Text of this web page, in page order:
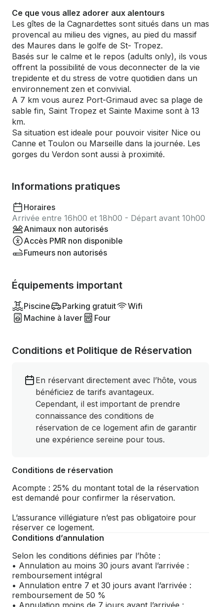
Ce que vous allez adorer aux alentours
Les gîtes de la Cagnardettes sont situés dans un mas
provencal au milieu des vignes, au pied du massif
des Maures dans le golfe de St- Tropez.
Basés sur le calme et le repos (adults only), ils vous
offrent la possibilité de vous deconnecter de la vie
trepidente et du stress de votre quotidien dans un
environnement zen et convivial.
A 7 km vous aurez Port-Grimaud avec sa plage de
sable fin, Saint Tropez et Sainte Maxime sont à 13
km.
Sa situation est ideale pour pouvoir visiter Nice ou
Canne et Toulon ou Marseille dans la journée. Les
gorges du Verdon sont aussi à proximité.
Informations pratiques
Horaires
Arrivée entre 16h00 et 18h00 - Départ avant 10h00
Animaux non autorisés
Accès PMR non disponible
Fumeurs non autorisés
Équipements important
Piscine Parking gratuit
Wifi
Machine à laver
Four
Conditions et Politique de Réservation
En réservant directement avec l’hôte, vous
bénéficiez de tarifs avantageux.
Cependant, il est important de prendre
connaissance des conditions de
réservation de ce logement afin de garantir
une expérience sereine pour tous.
Conditions de réservation
Acompte : 25% du montant total de la réservation
est demandé pour confirmer la réservation.
L’assurance villégiature n’est pas obligatoire pour
réserver ce logement.
Conditions d’annulation
Selon les conditions définies par l’hôte :
• Annulation au moins 30 jours avant l’arrivée :
remboursement intégral
• Annulation entre 7 et 30 jours avant l’arrivée :
remboursement de 50 %